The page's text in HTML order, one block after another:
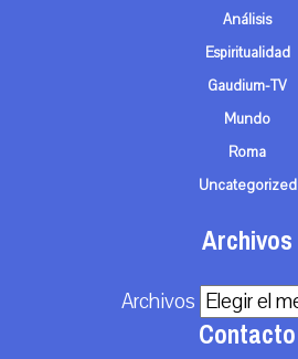
Análisis
Espiritualidad
Gaudium-TV
Mundo
Roma
Uncategorized
Archivos
Archivos
Contacto